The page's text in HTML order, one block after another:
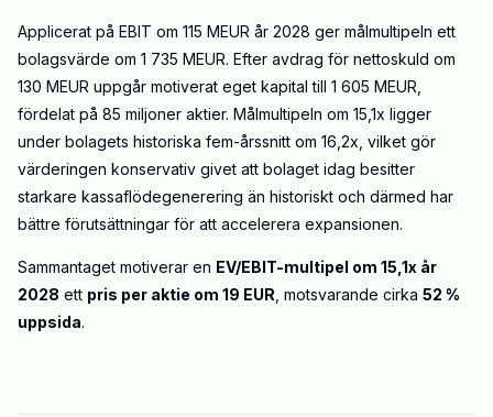
Applicerat på EBIT om 115 MEUR år 2028 ger målmultipeln ett
bolagsvärde om 1 735 MEUR. Efter avdrag för nettoskuld om
130 MEUR uppgår motiverat eget kapital till 1 605 MEUR
fördelat på 85 miljoner aktier. Målmultipeln om 15,1x ligger
under bolagets historiska fem-årssnitt om 16,2x, vilket gör
värderingen konservativ givet att bolaget idag besitter
starkare kassaflödegenerering än historiskt och därmed har
bättre förutsättningar för att accelerera expansionen.
Sammantaget motiverar en EV/EBIT-multipel om 15,1x år
2028 ett pris per aktie om 19 EUR , motsvarande cirka 52 %
uppsida.